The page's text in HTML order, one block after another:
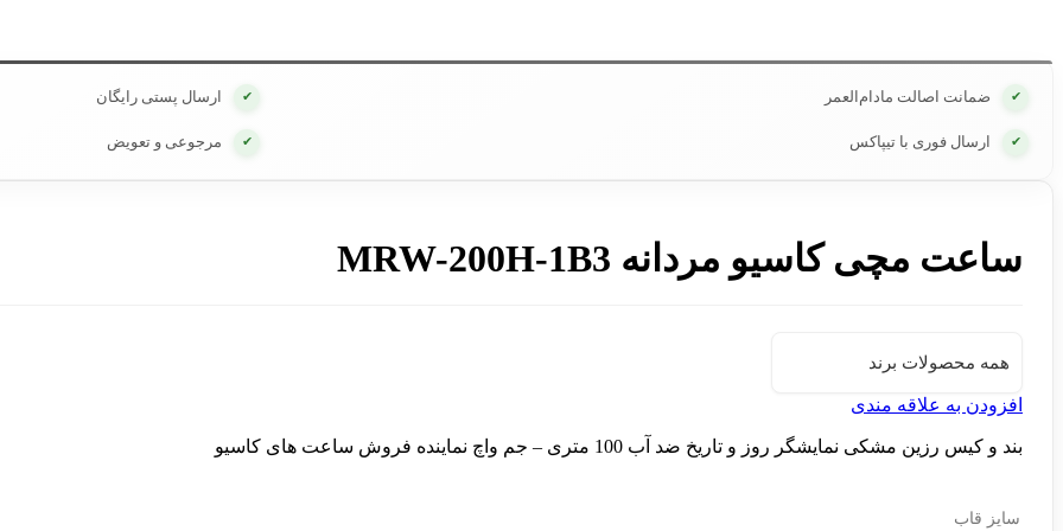
✔ ضمانت اصالت مادام‌العمر ✔ ارسال پستی رایگان
✔ ارسال فوری با تیپاکس ✔ مرجوعی و تعویض
ساعت مچی کاسیو مردانه MRW-200H-1B3
همه محصولات برند
افزودن به علاقه مندی
بند و کیس رزین مشکی نمایشگر روز و تاریخ ضد آب 100 متری – جم واچ نماینده فروش ساعت های کاسیو
سایز قاب